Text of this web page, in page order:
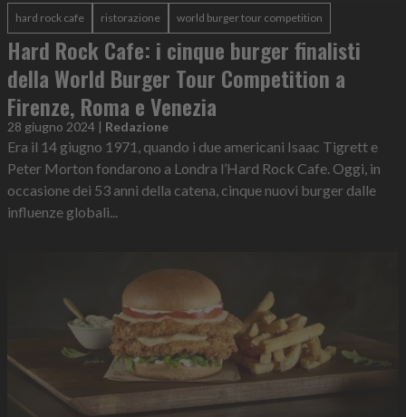
hard rock cafe ristorazione world burger tour competition
Hard Rock Cafe: i cinque burger finalisti
della World Burger Tour Competition a
Firenze, Roma e Venezia
28 giugno 2024 | Redazione
Era il 14 giugno 1971, quando i due americani Isaac Tigrett e
Peter Morton fondarono a Londra l’Hard Rock Cafe. Oggi, in
occasione dei 53 anni della catena, cinque nuovi burger dalle
influenze globali...